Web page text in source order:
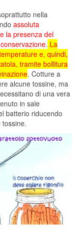
nella
assoluta
la presenza del
. La
e, quindi,
tramite bollitura
. Cotture a
alcune tossine, ma
di una vera
in sale
batterio riducendo